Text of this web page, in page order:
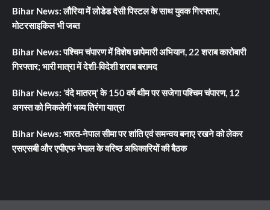
Bihar News: लौरिया में लोडेड देसी पिस्टल के साथ युवक गिरफ्तार,
मोटरसाइकिल भी जब्त
Bihar News: पश्चिम चंपारण में विशेष छापेमारी अभियान, 22 शराब कारोबारी
गिरफ्तार; भारी मात्रा में देशी-विदेशी शराब बरामद
Bihar News: ‘वंदे मातरम्’ के 150 वर्ष थीम पर सजेगा पश्चिम चंपारण, 12
अगस्त को निकलेगी भव्य तिरंगा यात्रा
Bihar News: भारत-नेपाल सीमा पर शांति एवं समन्वय बनाए रखने को लेकर
एसएसबी और एपीएफ नेपाल के वरिष्ठ अधिकारियों की बैठक